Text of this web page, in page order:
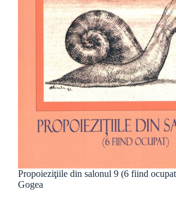
Propoieziţiile din salonul 9 (6 fiind
Gogea